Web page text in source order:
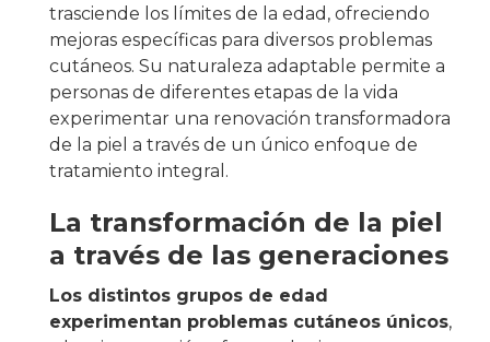
trasciende los límites de la edad, ofreciendo
mejoras específicas para diversos problemas
cutáneos. Su naturaleza adaptable permite a
personas de diferentes etapas de la vida
experimentar una renovación transformadora
de la piel a través de un único enfoque de
tratamiento integral.
La transformación de la piel
a través de las generaciones
Los distintos grupos de edad
experimentan problemas cutáneos únicos,